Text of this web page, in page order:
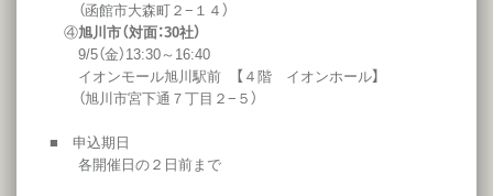
（函館市大森町２−１４）
④旭川市（対面：30社）
9/5（金）13:30～16:40
イオンモール旭川駅前 【４階 イオンホール】
（旭川市宮下通７丁目２−５）
■ 申込期日
各開催日の２日前まで